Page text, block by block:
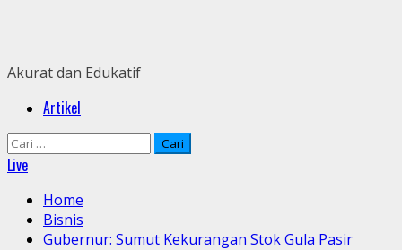
Akurat dan Edukatif
PrimaryArtikel
Cari
untuk:
Live
Home
Bisnis
Gubernur: Sumut Kekurangan Stok Gula Pasir